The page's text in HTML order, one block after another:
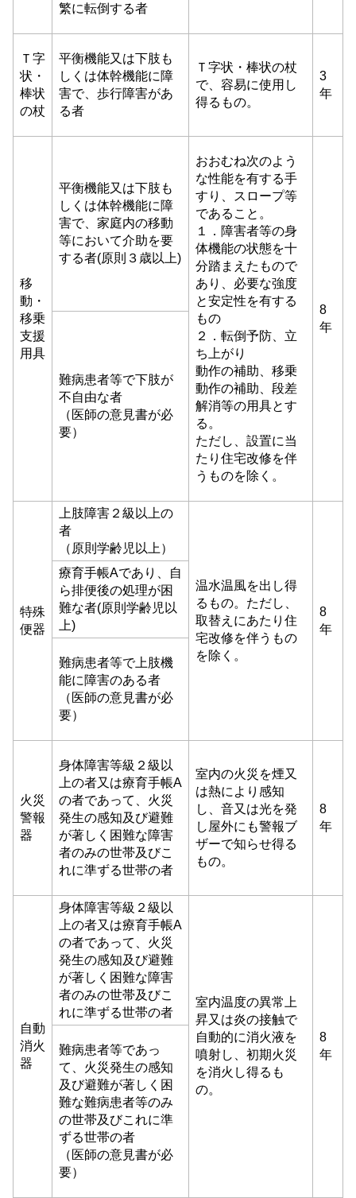
繁に転倒する者
Ｔ字
状・
棒状
の杖
平衡機能又は下肢も
しくは体幹機能に障
害で、歩行障害があ
る者
Ｔ字状・棒状の杖
で、容易に使用し
得るもの。
3
年
移
動・
移乗
支援
用具
平衡機能又は下肢も
しくは体幹機能に障
害で、家庭内の移動
等において介助を要
する者(原則３歳以上)
おおむね次のよう
な性能を有する手
すり、スロープ等
であること。
１．障害者等の身
体機能の状態を十
分踏まえたもので
あり、必要な強度
と安定性を有する
もの
２．転倒予防、立
ち上がり
動作の補助、移乗
動作の補助、段差
解消等の用具とす
る。
ただし、設置に当
たり住宅改修を伴
うものを除く。
8
年
難病患者等で下肢が
不自由な者
（医師の意見書が必
要）
特殊
便器
上肢障害２級以上の
者
（原則学齢児以上）
温水温風を出し得
るもの。ただし、
取替えにあたり住
宅改修を伴うもの
を除く。
8
年
療育手帳Aであり、自
ら排便後の処理が困
難な者(原則学齢児以
上)
難病患者等で上肢機
能に障害のある者
（医師の意見書が必
要）
火災
警報
器
身体障害等級２級以
上の者又は療育手帳A
の者であって、火災
発生の感知及び避難
が著しく困難な障害
者のみの世帯及びこ
れに準ずる世帯の者
室内の火災を煙又
は熱により感知
し、音又は光を発
し屋外にも警報ブ
ザーで知らせ得る
もの。
8
年
自動
消火
器
身体障害等級２級以
上の者又は療育手帳A
の者であって、火災
発生の感知及び避難
が著しく困難な障害
者のみの世帯及びこ
れに準ずる世帯の者
室内温度の異常上
昇又は炎の接触で
自動的に消火液を
噴射し、初期火災
を消火し得るも
の。
8
年
難病患者等であっ
て、火災発生の感知
及び避難が著しく困
難な難病患者等のみ
の世帯及びこれに準
ずる世帯の者
（医師の意見書が必
要）